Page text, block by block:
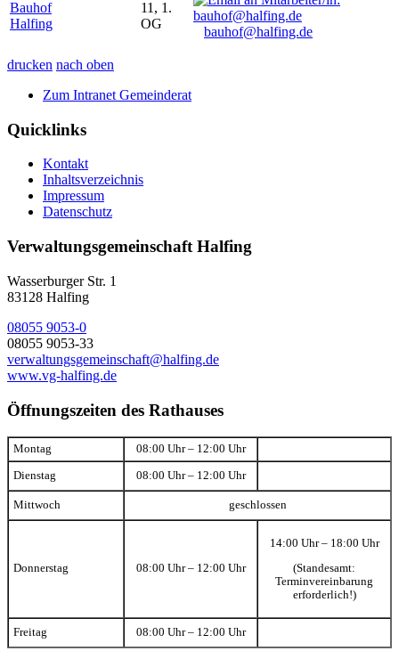
Bauhof
Halfing
11, 1.
OG
bauhof@halfing.de
drucken nach oben
Zum Intranet Gemeinderat
Quicklinks
Kontakt
Inhaltsverzeichnis
Impressum
Datenschutz
Verwaltungsgemeinschaft Halfing
Wasserburger Str. 1
83128 Halfing
08055 9053-0
08055 9053-33
verwaltungsgemeinschaft@halfing.de
www.vg-halfing.de
Öffnungszeiten des Rathauses
Montag 08:00 Uhr – 12:00 Uhr
Dienstag 08:00 Uhr – 12:00 Uhr
Mittwoch geschlossen
Donnerstag 08:00 Uhr – 12:00 Uhr
14:00 Uhr – 18:00 Uhr
(Standesamt:
Terminvereinbarung
erforderlich!)
Freitag 08:00 Uhr – 12:00 Uhr